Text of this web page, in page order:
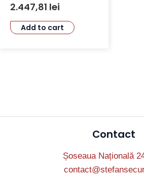
2.447,81 lei
Add to cart
Contact
Șoseaua Națională